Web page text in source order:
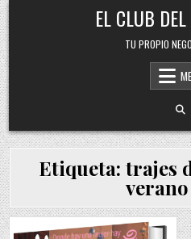
Skip
to
content
EL CLUB
TU PROPIO
Etiqueta: trajes